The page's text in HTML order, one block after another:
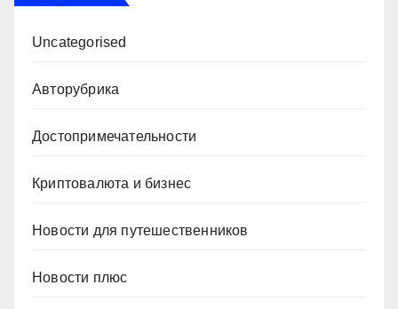
Uncategorised
Авторубрика
Достопримечательности
Криптовалюта и бизнес
Новости для путешественников
Новости плюс